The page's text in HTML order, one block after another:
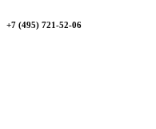
+7 (495) 721-52-06